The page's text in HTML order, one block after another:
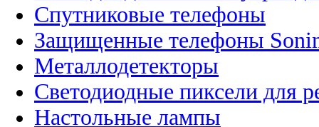
Спутниковые телефоны
Защищенные телефоны
Металлодетекторы
Светодиодные пиксели для
Настольные лампы